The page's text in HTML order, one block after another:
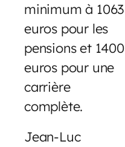
minimum à 1063
euros pour les
pensions et 1400
euros pour une
carrière
complète.
Jean-Luc